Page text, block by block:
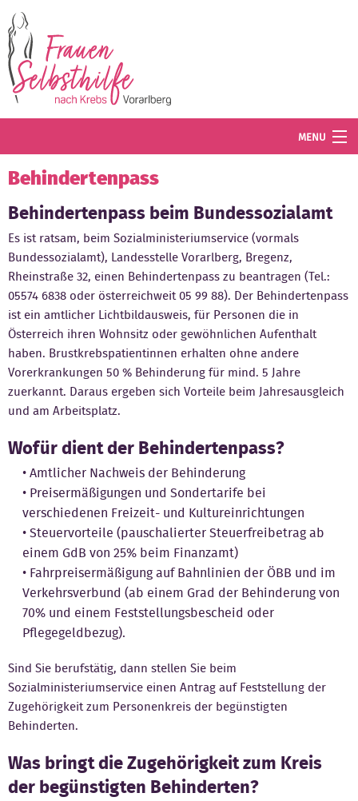
MENU
Termine
Blog
Angebot
Wissenswertes
Der Verein
Mitglied werden
Behindertenpass
Behindertenpass beim Bundessozialamt
Es ist ratsam, beim Sozialministeriumservice (vormals
Bundessozialamt), Landesstelle Vorarlberg, Bregenz,
Rheinstraße 32, einen Behindertenpass zu beantragen (Tel.:
05574 6838 oder österreichweit 05 99 88). Der Behindertenpass
ist ein amtlicher Lichtbildausweis, für Personen die in
Österreich ihren Wohnsitz oder gewöhnlichen Aufenthalt
haben. Brustkrebspatientinnen erhalten ohne andere
Vorerkrankungen 50 % Behinderung für mind. 5 Jahre
zuerkannt. Daraus ergeben sich Vorteile beim Jahresausgleich
und am Arbeitsplatz.
Wofür dient der Behindertenpass?
Amtlicher Nachweis der Behinderung
Preisermäßigungen und Sondertarife bei
verschiedenen Freizeit- und Kultureinrichtungen
Steuervorteile (pauschalierter Steuerfreibetrag ab
einem GdB von 25% beim Finanzamt)
Fahrpreisermäßigung auf Bahnlinien der ÖBB und im
Verkehrsverbund (ab einem Grad der Behinderung von
70% und einem Feststellungsbescheid oder
Pflegegeldbezug).
Sind Sie berufstätig, dann stellen Sie beim
Sozialministeriumservice einen Antrag auf Feststellung der
Zuge­hörigkeit zum Personenkreis der begünstigten
Behinderten.
Was bringt die Zugehörigkeit zum Kreis
der begünstigten Behinderten?